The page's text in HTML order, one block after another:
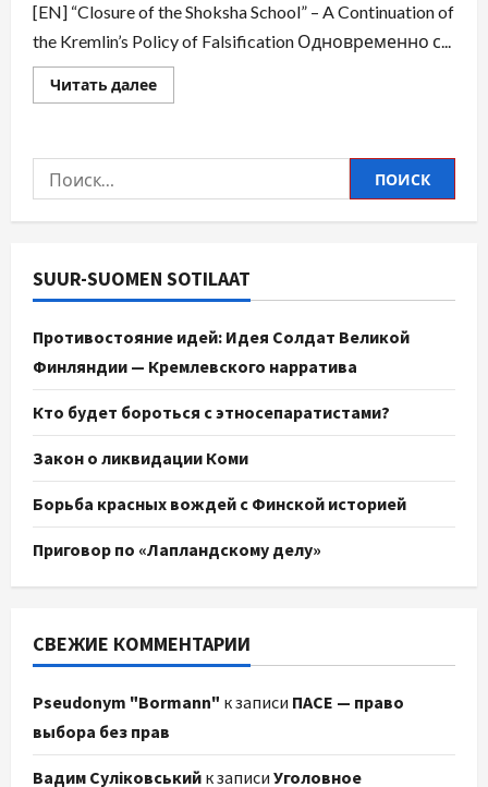
[EN] “Closure of the Shoksha School” – A Continuation of
the Kremlin’s Policy of Falsification Одновременно с...
Читать далее
SUUR-SUOMEN SOTILAAT
Противостояние идей: Идея Солдат Великой
Финляндии — Кремлевского нарратива
Кто будет бороться с этносепаратистами?
Закон о ликвидации Коми
Борьба красных вождей с Финской историей
Приговор по «Лапландскому делу»
СВЕЖИЕ КОММЕНТАРИИ
Pseudonym "Bormann" к записи ПАСЕ — право
выбора без прав
Вадим Суліковський к записи Уголовное